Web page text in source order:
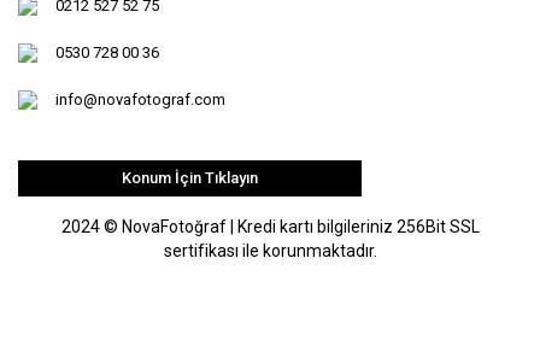
0212 527 52 75
0530 728 00 36
info@novafotograf.com
Konum İçin Tıklayın
2024 © NovaFotoğraf | Kredi kartı bilgileriniz 256Bit SSL
sertifikası ile korunmaktadır.